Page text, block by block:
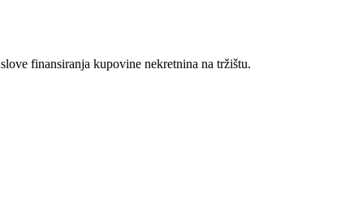
finansiranja kupovine nekretnina na tržištu.